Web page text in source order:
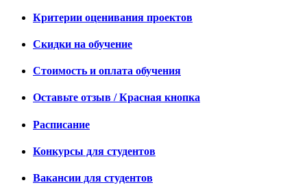
Критерии оценивания проектов
Скидки на обучение
Стоимость и оплата обучения
Оставьте отзыв / Красная кнопка
Расписание
Конкурсы для студентов
Вакансии для студентов